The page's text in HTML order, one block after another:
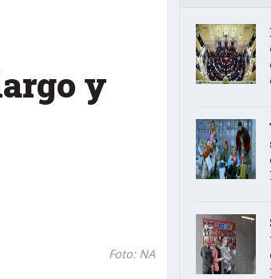
y
Foto: NA